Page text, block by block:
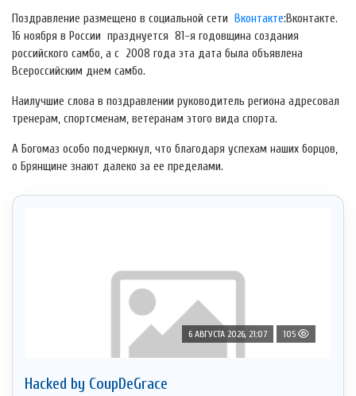
Поздравление размещено в социальной сети Вконтакте:Вконтакте.
16 ноября в России празднуется 81-я годовщина создания
российского самбо, а с 2008 года эта дата была объявлена
Всероссийским днем самбо.
Наилучшие слова в поздравлении руководитель региона адресовал
тренерам, спортсменам, ветеранам этого вида спорта.
А Богомаз особо подчеркнул, что благодаря успехам наших борцов,
о Брянщине знают далеко за ее пределами.
6 АВГУСТА 2026, 21:07 105
Hacked by CoupDeGrace